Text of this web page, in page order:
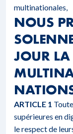
multinationales,
NOUS
JOUR LA
ARTICLE 1
supérieures en
le respect de